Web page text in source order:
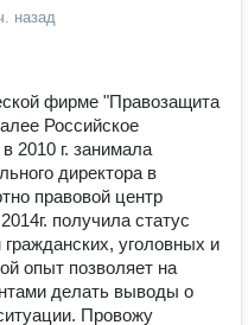
назад
фирме "Правозащита
Российское
2010 г. занимала
директора в
правовой центр
получила статус
уголовных и
опыт позволяет на
делать выводы о
Провожу